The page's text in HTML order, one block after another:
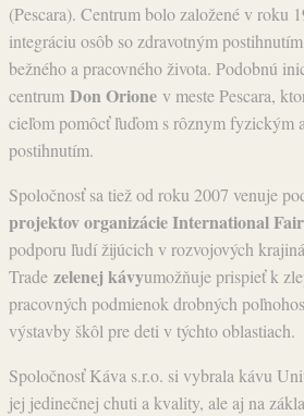
(Pescara). Centrum bolo založené v roku
integráciu osôb so zdravotným
bežného a pracovného života. Podobnú
centrum Don Orione v meste Pescara,
cieľom pomôcť ľuďom s rôznym fyzickým
postihnutím.
Spoločnosť sa tiež od roku 2007 venuje
projektov organizácie International
podporu ľudí žijúcich v rozvojových
Trade zelenej kávyumožňuje prispieť k
pracovných podmienok drobných
výstavby škôl pre deti v týchto oblastiach.
Spoločnosť Káva s.r.o. si vybrala kávu
jej jedinečnej chuti a kvality, ale aj na